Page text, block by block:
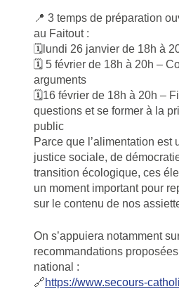
📍 3 temps de préparation
au Faitout :
🗓️lundi 26 janvier de 18h à
🗓️ 5 février de 18h à 20h –
arguments
🗓️16 février de 18h à 20h –
questions et se former à la
public
Parce que l’alimentation est
justice sociale, de
transition écologique, ces
un moment important pour
sur le contenu de nos
On s’appuiera notamment
recommandations
national :
🔗https://www.secours-